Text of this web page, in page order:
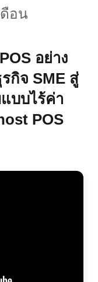
ดือน
อย่าง
กิจ SME สู่
บบไร้ค่า
POS